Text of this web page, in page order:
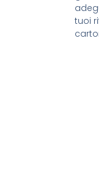
tuoi